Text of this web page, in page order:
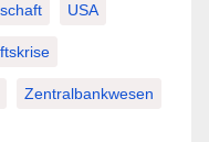
USA
Zentralbankwesen